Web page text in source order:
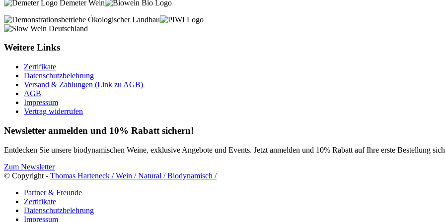
Weitere Links
Zertifikate
Datenschutzbelehrung
Versand & Zahlungen (Link zu AGB)
AGB
Impressum
Vertrag widerrufen
Newsletter anmelden und 10% Rabatt sichern!
Entdecken Sie unsere biodynamischen Weine, exklusive Angebote und Events. Jetzt anmelden und 10% Rabatt auf Ihre erste Bestellung
Zum Newsletter
© Copyright - Thomas Harteneck / Wein / Natural / Biodynamisch /
Partner & Freunde
Zertifikate
Datenschutzbelehrung
Impressum